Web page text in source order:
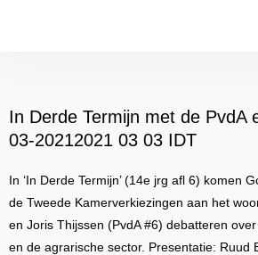
In Derde Termijn met de PvdA
03-20212021 03 03 IDT
In ‘In Derde Termijn’ (14e jrg afl 6) komen
de Tweede Kamerverkiezingen aan het
en Joris Thijssen (PvdA #6) debatteren
en de agrarische sector. Presentatie: Ruud